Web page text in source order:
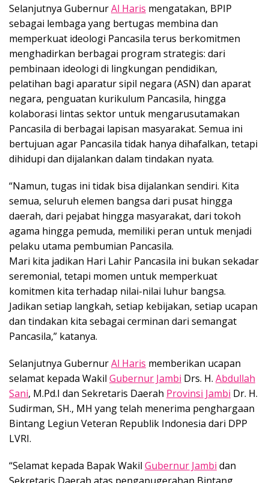
Selanjutnya GubernurAl Haris mengatakan, BPIP
sebagai lembaga yang bertugas membina dan
memperkuat ideologi Pancasila terus berkomitmen
menghadirkan berbagai program strategis: dari
pembinaan ideologi di lingkungan pendidikan,
pelatihan bagi aparatur sipil negara (ASN) dan aparat
negara, penguatan kurikulum Pancasila, hingga
kolaborasi lintas sektor untuk mengarusutamakan
Pancasila di berbagai lapisan masyarakat. Semua ini
bertujuan agar Pancasila tidak hanya dihafalkan, tetapi
dihidupi dan dijalankan dalam tindakan nyata.
“Namun, tugas ini tidak bisa dijalankan sendiri. Kita
semua, seluruh elemen bangsa dari pusat hingga
daerah, dari pejabat hingga masyarakat, dari tokoh
agama hingga pemuda, memiliki peran untuk menjadi
pelaku utama pembumian Pancasila.
Mari kita jadikan Hari Lahir Pancasila ini bukan sekadar
seremonial, tetapi momen untuk memperkuat
komitmen kita terhadap nilai-nilai luhur bangsa.
Jadikan setiap langkah, setiap kebijakan, setiap ucapan
dan tindakan kita sebagai cerminan dari semangat
Pancasila,” katanya.
Selanjutnya GubernurAl Haris memberikan ucapan
selamat kepada Wakil Gubernur Jambi Drs. H. Abdullah
Sani, M.Pd.I dan Sekretaris Daerah Provinsi Jambi Dr. H.
Sudirman, SH., MH yang telah menerima penghargaan
Bintang Legiun Veteran Republik Indonesia dari DPP
LVRI.
“Selamat kepada Bapak Wakil Gubernur Jambi dan